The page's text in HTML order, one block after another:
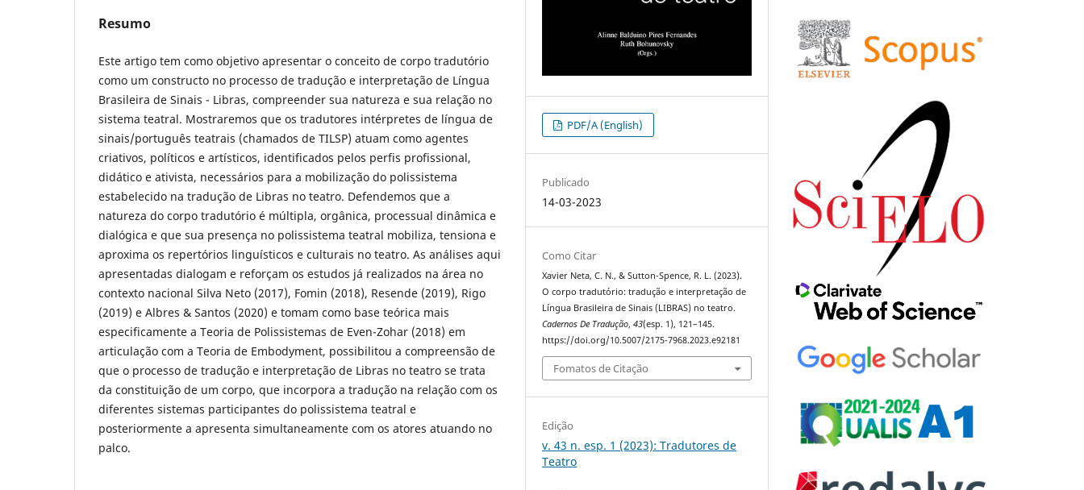
Resumo
Este artigo tem como objetivo apresentar o conceito de corpo tradutório
como um constructo no processo de tradução e interpretação de Língua
Brasileira de Sinais - Libras, compreender sua natureza e sua relação no
sistema teatral. Mostraremos que os tradutores intérpretes de língua de
sinais/português teatrais (chamados de TILSP) atuam como agentes
criativos, políticos e artísticos, identificados pelos perfis profissional,
didático e ativista, necessários para a mobilização do polissistema
estabelecido na tradução de Libras no teatro. Defendemos que a
natureza do corpo tradutório é múltipla, orgânica, processual dinâmica e
dialógica e que sua presença no polissistema teatral mobiliza, tensiona e
aproxima os repertórios linguísticos e culturais no teatro. As análises aqui
apresentadas dialogam e reforçam os estudos já realizados na área no
contexto nacional Silva Neto (2017), Fomin (2018), Resende (2019), Rigo
(2019) e Albres & Santos (2020) e tomam como base teórica mais
especificamente a Teoria de Polissistemas de Even-Zohar (2018) em
articulação com a Teoria de Embodyment, possibilitou a compreensão de
que o processo de tradução e interpretação de Libras no teatro se trata
da constituição de um corpo, que incorpora a tradução na relação com os
diferentes sistemas participantes do polissistema teatral e
posteriormente a apresenta simultaneamente com os atores atuando no
palco.
PDF/A (English)
Publicado
14-03-2023
Como Citar
Xavier Neta, C. N., & Sutton-Spence, R. L. (2023).
O corpo tradutório: tradução e interpretação de
Língua Brasileira de Sinais (LIBRAS) no teatro.
Cadernos De Tradução,43(esp. 1), 121–145.
https://doi.org/10.5007/2175-7968.2023.e92181
Fomatos de Citação
Edição
v. 43 n. esp. 1 (2023): Tradutores de
Teatro